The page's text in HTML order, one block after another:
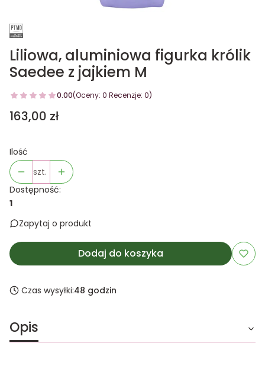
Liliowa, aluminiowa figurka królik
Saedee z jajkiem M
0.00(Oceny: 0 Recenzje: 0)
Cena
163,00 zł
Ilość
szt.
Dostępność:
1
Zapytaj o produkt
Dodaj do koszyka
Czas wysyłki:48 godzin
Opis